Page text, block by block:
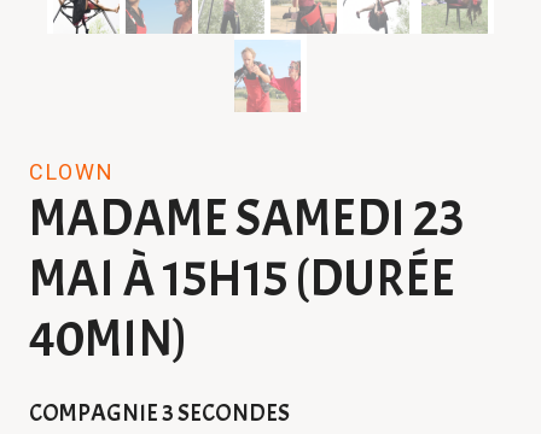
CLOWN
MADAME SAMEDI 23
MAI À 15H15 (DURÉE
40MIN)
COMPAGNIE 3 SECONDES